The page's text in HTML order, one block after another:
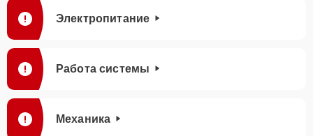
Электропитание
Работа системы
Механика